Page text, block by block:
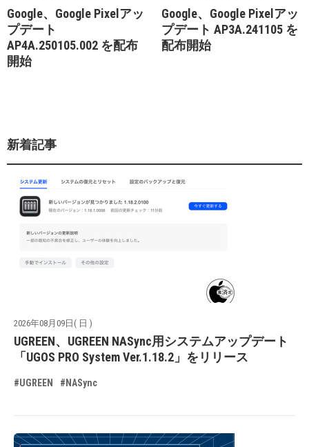
Google、Google Pixelアッ
プデート
AP4A.250105.002 を配布
開始
Google、Google Pixelアッ
プデート AP3A.241105 を
配布開始
新着記事
2026年08月09日( 日 )
UGREEN、UGREEN NASync用システムアップデート
「UGOS PRO System Ver.1.18.2」をリリース
#UGREEN #NASync